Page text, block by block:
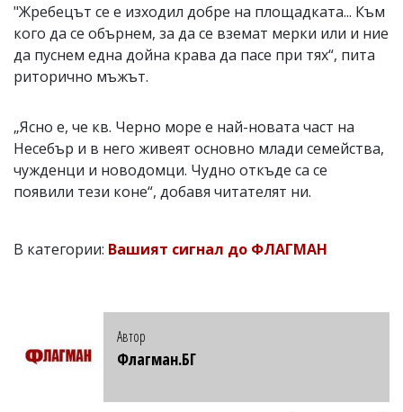
"Жребецът се е изходил добре на площадката... Към
кого да се обърнем, за да се вземат мерки или и ние
да пуснем една дойна крава да пасе при тях“, пита
риторично мъжът.
„Ясно е, че кв. Черно море е най-новата част на
Несебър и в него живеят основно млади семейства,
чужденци и новодомци. Чудно откъде са се
появили тези коне“, добавя читателят ни.
В категории: Вашият сигнал до ФЛАГМАН
Автор
Флагман.БГ